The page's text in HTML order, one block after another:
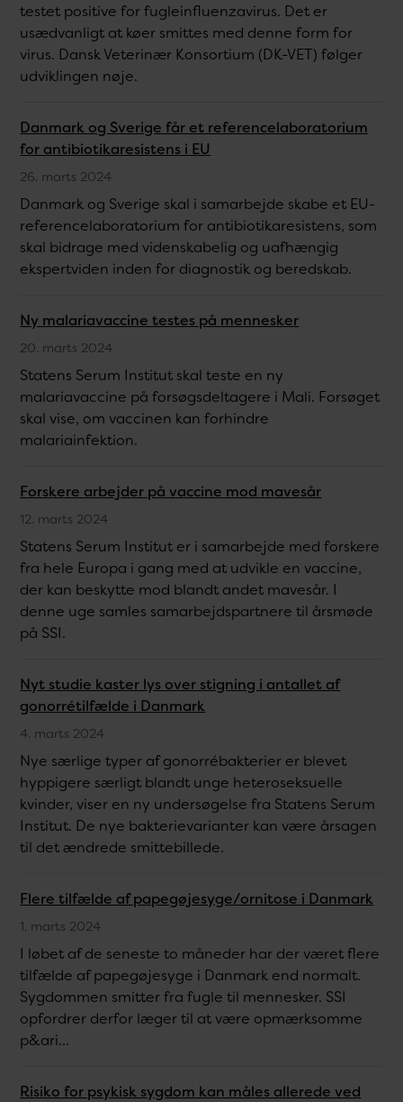
testet positive for fugleinfluenzavirus. Det er
usædvanligt at køer smittes med denne form for
virus. Dansk Veterinær Konsortium (DK-VET) følger
udviklingen nøje.
Danmark og Sverige får et referencelaboratorium
for antibiotikaresistens i EU
26. marts 2024
Danmark og Sverige skal i samarbejde skabe et EU-
referencelaboratorium for antibiotikaresistens, som
skal bidrage med videnskabelig og uafhængig
ekspertviden inden for diagnostik og beredskab.
Ny malariavaccine testes på mennesker
20. marts 2024
Statens Serum Institut skal teste en ny
malariavaccine på forsøgsdeltagere i Mali. Forsøget
skal vise, om vaccinen kan forhindre
malariainfektion.
Forskere arbejder på vaccine mod mavesår
12. marts 2024
Statens Serum Institut er i samarbejde med forskere
fra hele Europa i gang med at udvikle en vaccine,
der kan beskytte mod blandt andet mavesår. I
denne uge samles samarbejdspartnere til årsmøde
på SSI.
Nyt studie kaster lys over stigning i antallet af
gonorrétilfælde i Danmark
4. marts 2024
Nye særlige typer af gonorrébakterier er blevet
hyppigere særligt blandt unge heteroseksuelle
kvinder, viser en ny undersøgelse fra Statens Serum
Institut. De nye bakterievarianter kan være årsagen
til det ændrede smittebillede.
Flere tilfælde af papegøjesyge/ornitose i Danmark
1. marts 2024
I løbet af de seneste to måneder har der været flere
tilfælde af papegøjesyge i Danmark end normalt.
Sygdommen smitter fra fugle til mennesker. SSI
opfordrer derfor læger til at være opmærksomme
p&ari...
Risiko for psykisk sygdom kan måles allerede ved